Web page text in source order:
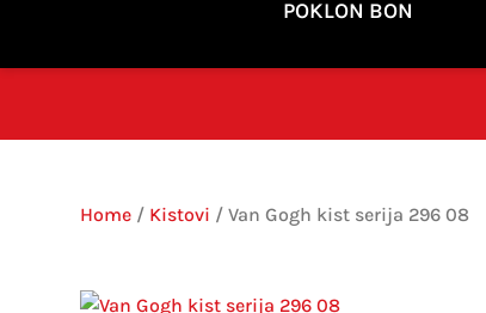
POKLON BON
Home / Kistovi / Van Gogh kist serija 296 08